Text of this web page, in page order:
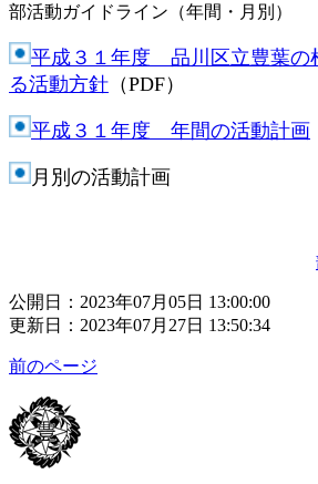
部活動ガイドライン（年間・月別）
平成３１年度 品川区立豊葉の
る活動方針 （PDF）
平成３１年度 年間の活動計画
月別の活動計画
公開日：2023年07月05日 13:00:00
更新日：2023年07月27日 13:50:34
前のページ